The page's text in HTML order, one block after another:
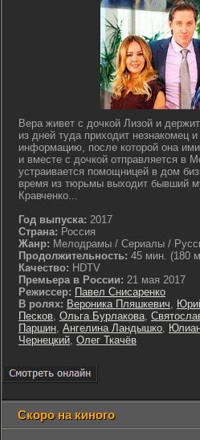
Вера живет с дочкой Лизой и
из дней туда приходит незнакомец
информацию, после которой она
и вместе с дочкой отправляется в
устраивается помощницей в дом
время из тюрьмы выходит бывший
Кравченко...
Год выпуска: 2017
Страна: Россия
Жанр: Мелодрамы / Сериалы /
Продолжительность: 45 мин. (180
Качество: HDTV
Премьера в России: 21 мая 2017
Режиссер: Павел Снисаренко
В ролях: Вероника Пляшкевич,
Песков, Ольга Бурлакова,
Паршин, Ангелина Ландышко,
Чернецкий, Олег Ткачёв
Скоро на киного